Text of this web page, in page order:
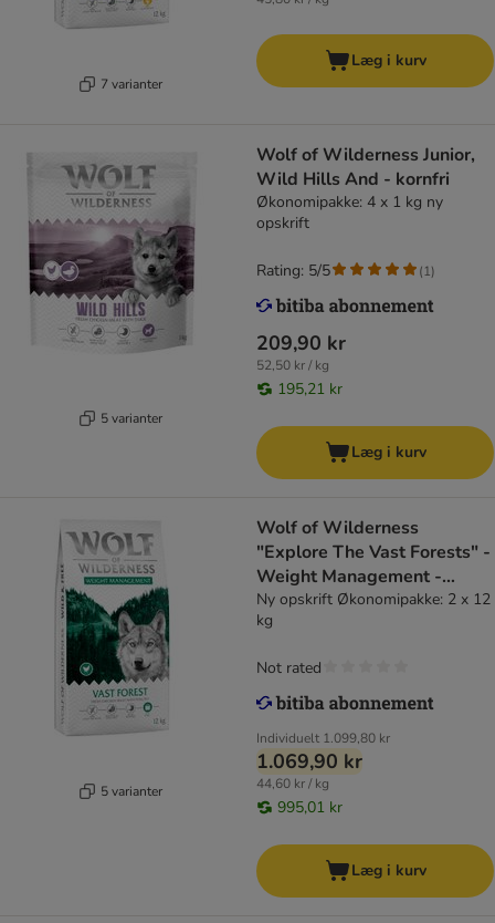
7 varianter
Læg i kurv
5 varianter
Wolf of Wilderness Junior,
Wild Hills And - kornfri
Økonomipakke: 4 x 1 kg ny
opskrift
209,90 kr
52,50 kr / kg
195,21 kr
Rating: 5/5 (1)
Læg i kurv
5 varianter
Wolf of Wilderness
"Explore The Vast Forests" -
Weight Management -
kornfri
Ny opskrift Økonomipakke: 2 x 12
kg
Individuelt 1.099,80 kr
1.069,90 kr
44,60 kr / kg
995,01 kr
Not rated
Læg i kurv